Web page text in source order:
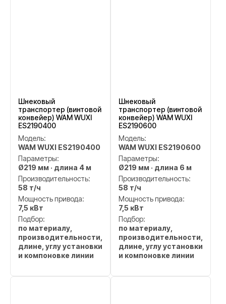
Шнековый
транспортер (винтовой
конвейер) WAM WUXI
ES2190400
Модель:
WAM WUXI ES2190400
Параметры:
Ø219 мм · длина 4 м
Производительность:
58 т/ч
Мощность привода:
7,5 кВт
Подбор:
по материалу,
производительности,
длине, углу установки
и компоновке линии
Шнековый
транспортер (винтовой
конвейер) WAM WUXI
ES2190600
Модель:
WAM WUXI ES2190600
Параметры:
Ø219 мм · длина 6 м
Производительность:
58 т/ч
Мощность привода:
7,5 кВт
Подбор:
по материалу,
производительности,
длине, углу установки
и компоновке линии